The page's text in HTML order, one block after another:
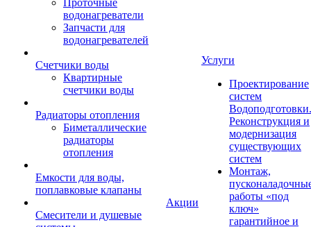
Проточные
водонагреватели
Запчасти для
водонагревателей
Счетчики воды
Квартирные
счетчики воды
Радиаторы отопления
Биметаллические
радиаторы
отопления
Емкости для воды,
поплавковые клапаны
Смесители и душевые
Акции
Услуги
Проектирование
систем
Водоподготовки.
Реконструкция и
модернизация
существующих
систем
Монтаж,
работы «под
ключ»
гарантийное и